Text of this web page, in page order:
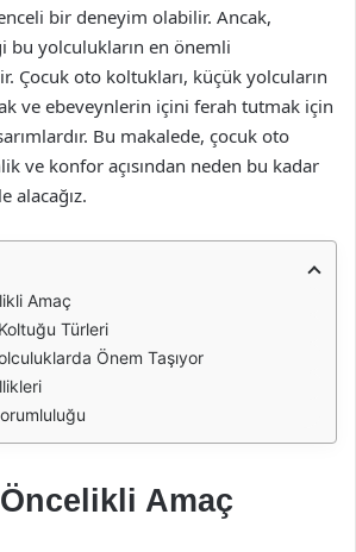
bir deneyim olabilir. Ancak,
bu yolculukların en önemli
Çocuk oto koltukları, küçük yolcuların
ve ebeveynlerin içini ferah tutmak için
Bu makalede, çocuk oto
ve konfor açısından neden bu kadar
alacağız.
Amaç
Türleri
Önem Taşıyor
Amaç